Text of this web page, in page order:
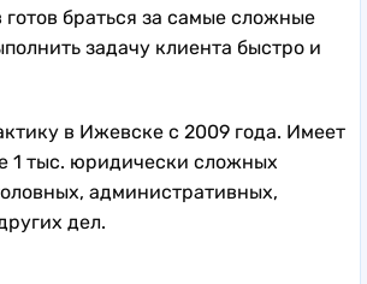
браться за самые сложные
задачу клиента быстро и
в Ижевске с 2009 года. Имеет
1 тыс. юридически сложных
административных,
дел.